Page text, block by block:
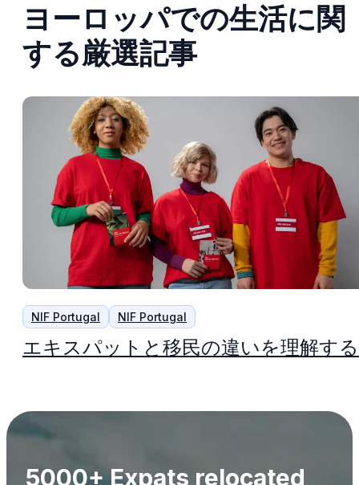
ヨーロッパでの生活に関
する厳選記事
NIF Portugal NIF Portugal
エキスパットと移民の違いを理解する
5000+ Expats relocated